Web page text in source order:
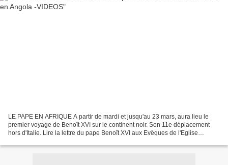
LE PAPE EN AFRIQUE A partir de mardi et jusqu'au 23 mars, aura lieu le
premier voyage de Benoît XVI sur le continent noir. Son 11e déplacement
hors d'Italie. Lire la lettre du pape Benoît XVI aux Evêques de l'Eglise